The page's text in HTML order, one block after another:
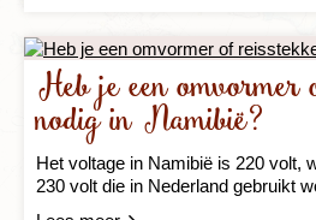
Heb je een omvormer
nodig in Namibië?
Het voltage in Namibië is 220 volt,
230 volt die in Nederland gebruikt